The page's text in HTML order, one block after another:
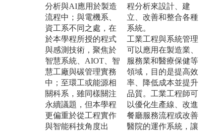
分析與AI應用於製造
流程中；與電機系、
資工系不同之處，在
於本學程所授的程式
與感測技術，聚焦於
智慧系統、AIOT、智
慧工廠與碳管理實務
中；至環工或能源相
關科系，雖同樣關注
永續議題，但本學程
更偏重於從工程實作
與智能科技角度出
程分析來設計、建
立、改善和整合各種
系統。
工業工程與系統管理
可以應用在製造業、
服務業和醫療保健等
領域，目的是提高效
率、降低成本並提升
品質。工業工程師可
以優化生產線、改進
餐廳服務流程或改善
醫院的運作系統，讓